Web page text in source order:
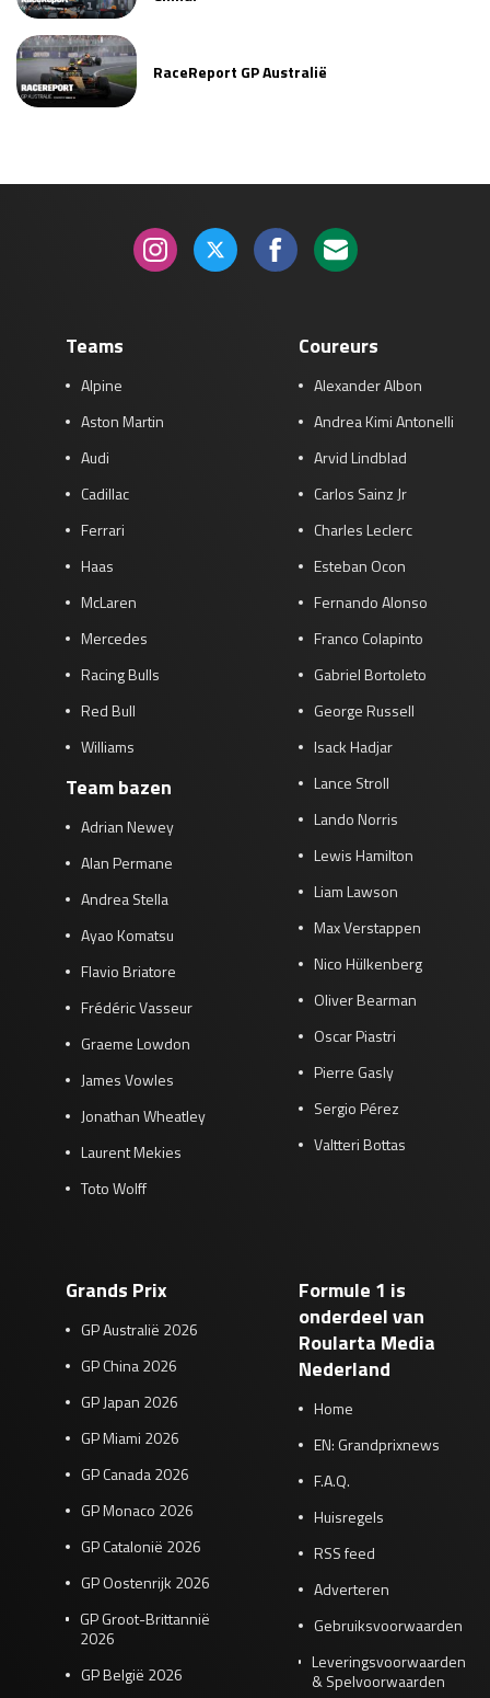
RaceReport GP Australië
Teams
Alpine
Aston Martin
Audi
Cadillac
Ferrari
Haas
McLaren
Mercedes
Racing Bulls
Red Bull
Williams
Team bazen
Adrian Newey
Alan Permane
Andrea Stella
Ayao Komatsu
Flavio Briatore
Frédéric Vasseur
Graeme Lowdon
James Vowles
Jonathan Wheatley
Laurent Mekies
Toto Wolff
Coureurs
Alexander Albon
Andrea Kimi Antonelli
Arvid Lindblad
Carlos Sainz Jr
Charles Leclerc
Esteban Ocon
Fernando Alonso
Franco Colapinto
Gabriel Bortoleto
George Russell
Isack Hadjar
Lance Stroll
Lando Norris
Lewis Hamilton
Liam Lawson
Max Verstappen
Nico Hülkenberg
Oliver Bearman
Oscar Piastri
Pierre Gasly
Sergio Pérez
Valtteri Bottas
Grands Prix
GP Australië 2026
GP China 2026
GP Japan 2026
GP Miami 2026
GP Canada 2026
GP Monaco 2026
GP Catalonië 2026
GP Oostenrijk 2026
GP Groot-Brittannië
2026
GP België 2026
Formule 1 is
onderdeel van
Roularta Media
Nederland
Home
EN: Grandprixnews
F.A.Q.
Huisregels
RSS feed
Adverteren
Gebruiksvoorwaarden
Leveringsvoorwaarden
& Spelvoorwaarden